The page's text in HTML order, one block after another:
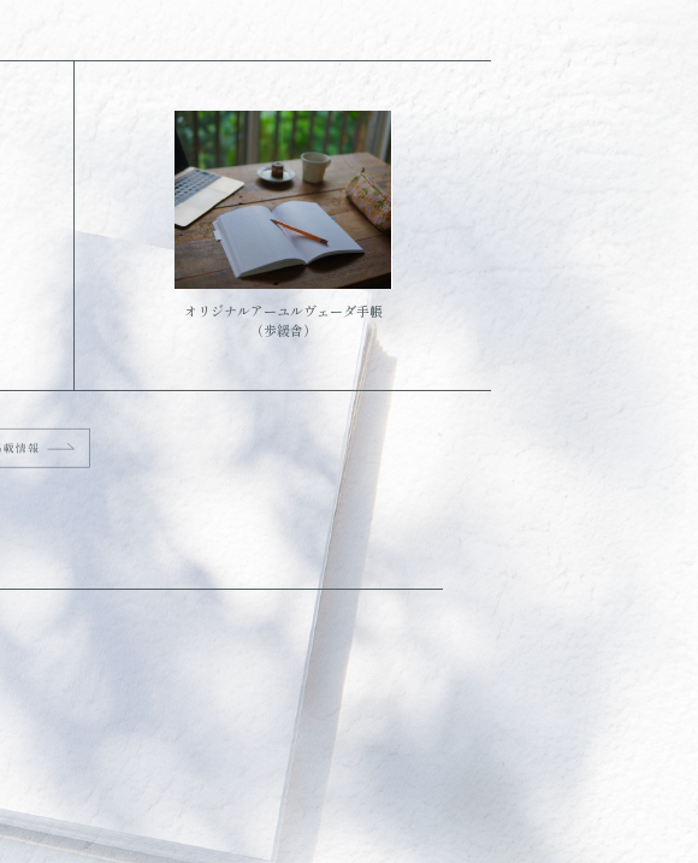
オリジナルアーユルヴェーダ手帳
（歩緩舎）